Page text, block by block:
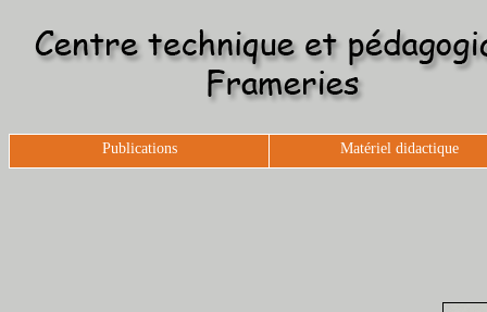
Publications Matériel didactique